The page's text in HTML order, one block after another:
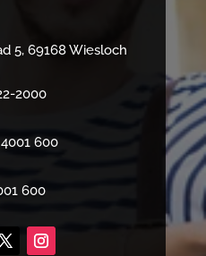
5, 69168 Wiesloch
2000
600
600